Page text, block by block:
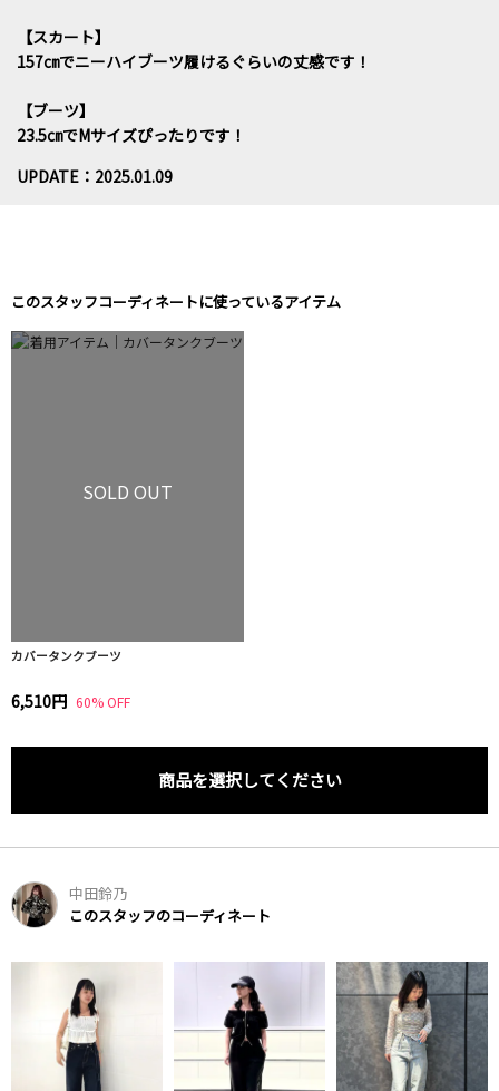
【スカート】
157㎝でニーハイブーツ履けるぐらいの丈感です！
【ブーツ】
23.5㎝でMサイズぴったりです！
UPDATE：2025.01.09
このスタッフコーディネートに使っているアイテム
SOLD OUT
カバータンクブーツ
6,510円 60% OFF
商品を選択してください
中田鈴乃
このスタッフのコーディネート